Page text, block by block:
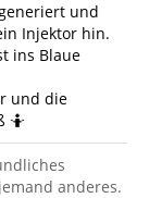
und
Injektor hin.
ins Blaue
und die
🤷
anderes.